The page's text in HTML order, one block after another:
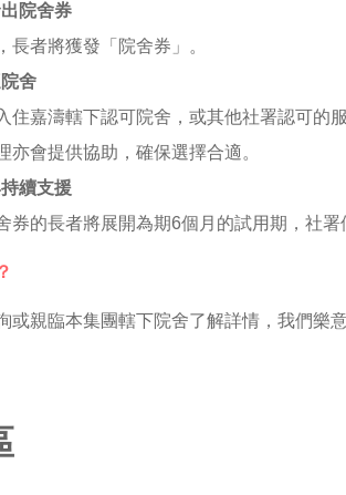
院舍券
長者將獲發「院舍券」。
舍
住嘉濤轄下認可院舍，或其他社署認可的服
亦會提供協助，確保選擇合適。
續支援
券的長者將展開為期6個月的試用期，社
或親臨本集團轄下院舍了解詳情，我們樂